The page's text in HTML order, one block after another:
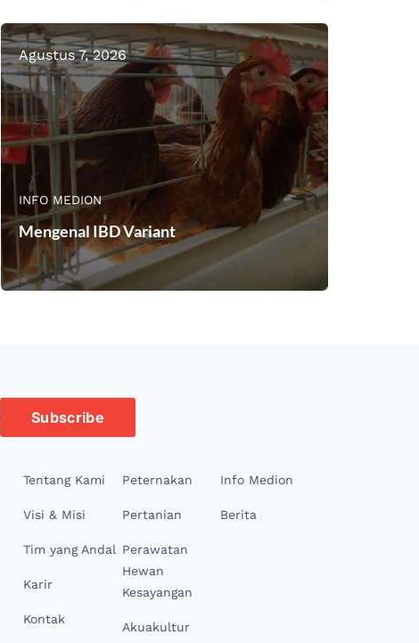
INFO MEDION
Agustus 7, 2026
Mengenal IBD Variant
Subscribe
Tentang Kami
Visi & Misi
Tim yang Andal
Karir
Kontak
Peternakan
Pertanian
Perawatan
Hewan
Kesayangan
Akuakultur
Info Medion
Berita